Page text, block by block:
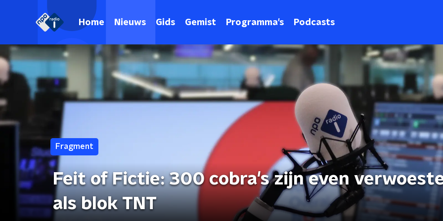
Home Nieuws Gids Gemist Programma's Podcasts
Fragment
Feit of Fictie: 300 cobra's zijn even
als blok TNT